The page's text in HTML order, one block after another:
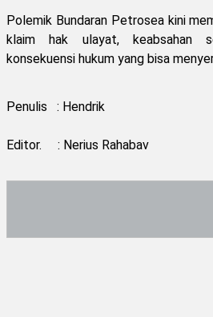
Polemik Bundaran Petrosea kini
klaim hak ulayat, keabsahan
konsekuensi hukum yang bisa
Penulis : Hendrik
Editor. : Nerius Rahabav